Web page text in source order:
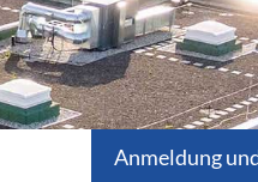
Anmeldung